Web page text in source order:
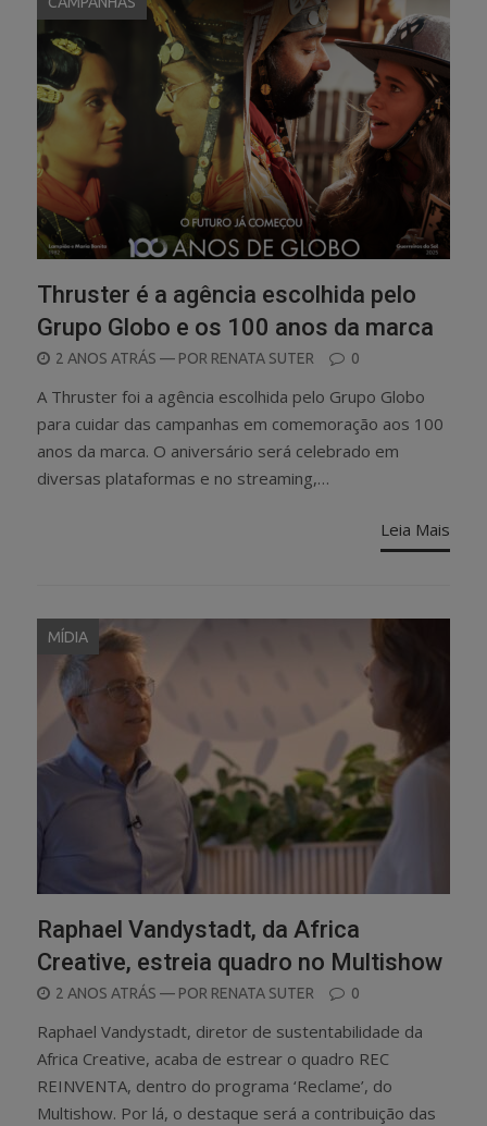
Thruster é a agência escolhida pelo
Grupo Globo e os 100 anos da marca
POSTED
ON
2 ANOS ATRÁS — POR RENATA SUTER 0
A Thruster foi a agência escolhida pelo Grupo Globo
para cuidar das campanhas em comemoração aos 100
anos da marca. O aniversário será celebrado em
diversas plataformas e no streaming,…
Leia Mais
MÍDIA
Raphael Vandystadt, da Africa
Creative, estreia quadro no Multishow
POSTED
ON
2 ANOS ATRÁS — POR RENATA SUTER 0
Raphael Vandystadt, diretor de sustentabilidade da
Africa Creative, acaba de estrear o quadro REC
REINVENTA, dentro do programa ‘Reclame’, do
Multishow. Por lá, o destaque será a contribuição das